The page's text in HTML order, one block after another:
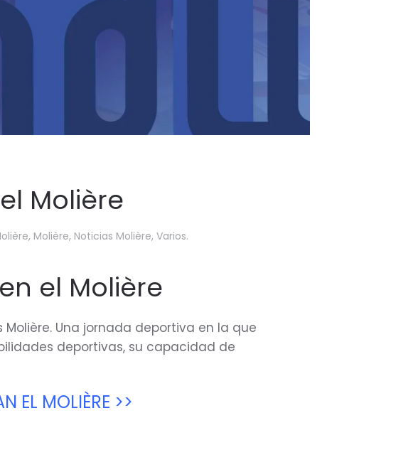
Molière
, Molière, Noticias Molière, Varios.
el Molière
Una jornada deportiva en la que
deportivas, su capacidad de
EL MOLIÈRE >>